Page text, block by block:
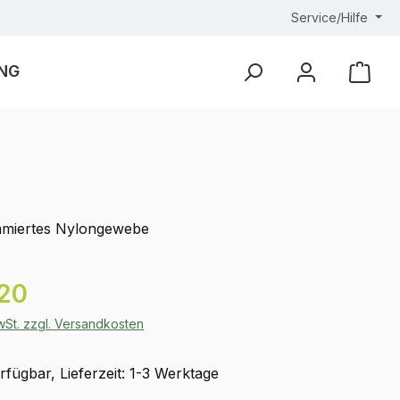
Service/Hilfe
Nylongewebe
zzgl. Versandkosten
Lieferzeit: 1-3 Werktage